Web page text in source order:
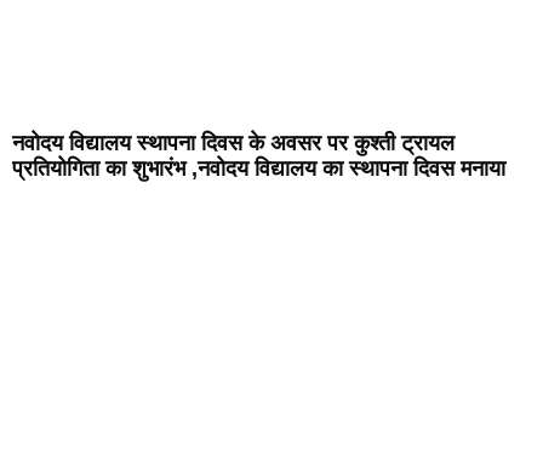
नवोदय विद्यालय स्थापना दिवस के अवसर पर कुश्ती ट्रायल
प्रतियोगिता का शुभारंभ ,नवोदय विद्यालय का स्थापना दिवस मनाया